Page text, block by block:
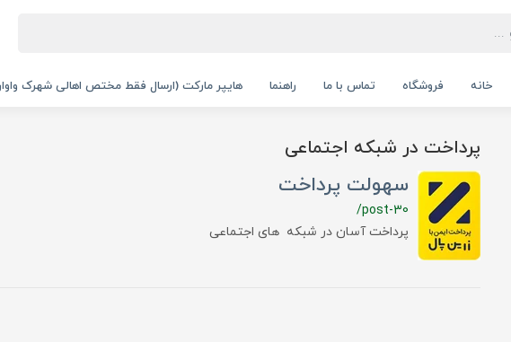
خانه فروشگاه تماس با ما راهنما هایپر مارکت (ارسال فقط مختص اهالی شهرک
پرداخت در شبکه اجتماعی
سهولت پرداخت
/post-30
پرداخت آسان در شبکه های اجتماعی